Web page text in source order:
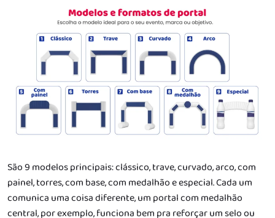
São 9 modelos principais: clássico, trave, curvado, arco, com
painel, torres, com base, com medalhão e especial. Cada um
comunica uma coisa diferente, um portal com medalhão
central, por exemplo, funciona bem pra reforçar um selo ou